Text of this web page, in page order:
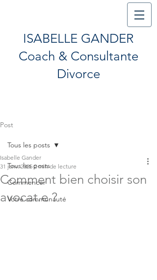
ISABELLE GANDER
Coach & Consultante
Divorce
Post
Tous les posts
Commencer
Votre communauté
Tous les posts
Comment bien choisir son
avocat.e ?
Isabelle Gander
31 janv. 2025 2 min de lecture